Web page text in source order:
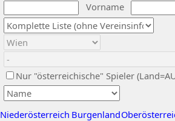
Vorname
Nur "österreichische" Spieler
Niederösterreich Burgenland